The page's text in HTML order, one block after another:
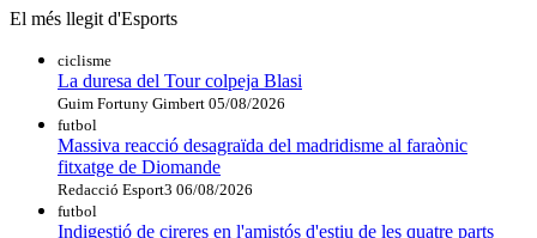
El més llegit d'Esports
ciclisme
La duresa del Tour colpeja Blasi
Guim Fortuny Gimbert 05/08/2026
futbol
Massiva reacció desagraïda del madridisme al faraònic
fitxatge de Diomande
Redacció Esport3 06/08/2026
futbol
Indigestió de cireres en l'amistós d'estiu de les quatre parts